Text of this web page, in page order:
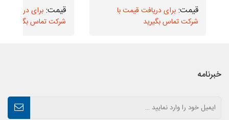
برای دریافت قیمت با
شرکت تماس بگیرید
برای دریافت
شرکت تماس بگیرید
خبرنامه